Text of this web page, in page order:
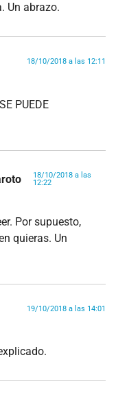
Un abrazo.
18/10/2018 a las 12:11
PUEDE
18/10/2018 a las
12:22
Por supuesto,
quieras. Un
19/10/2018 a las 14:01